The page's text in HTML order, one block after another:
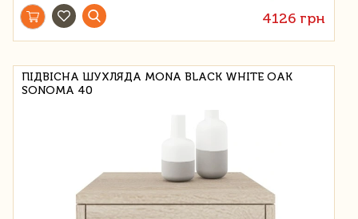
4126 грн
ПІДВІСНА ШУХЛЯДА MONA BLACK WHITE OAK
SONOMA 40